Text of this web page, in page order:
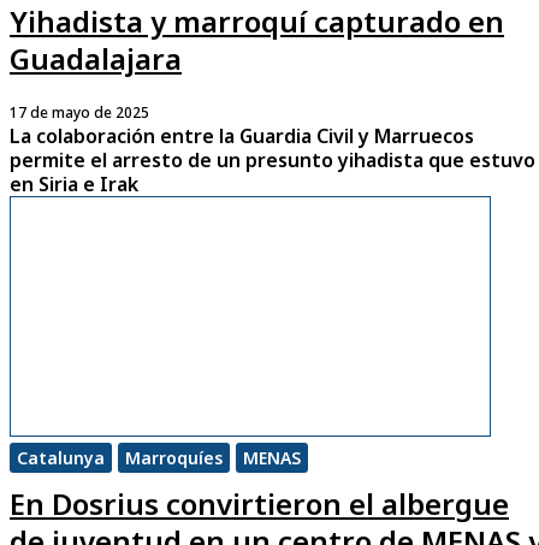
Yihadista y marroquí capturado en
Guadalajara
17 de mayo de 2025
La colaboración entre la Guardia Civil y Marruecos
permite el arresto de un presunto yihadista que estuvo
en Siria e Irak
Catalunya Marroquíes MENAS
En Dosrius convirtieron el albergue